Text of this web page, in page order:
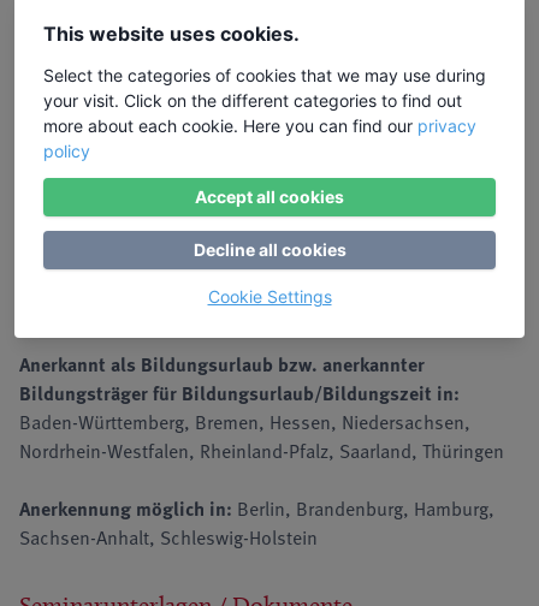
Feedback kompetent geben und annehmen, Texte
überarbeiten und stilistisch verbessern
Erlernen der Feinheiten des Storytellings, u.a. für
passgenaue Ansprache in beruflichen Kontexten
Schreiben und andere kreative Methoden zur
Selbstreflexion und Stressbewältigung kennenlernen
Mehr Klarheit über Genre, Zielgruppe und Stil entwickeln
Digitale Werkzeuge und KI im Schreibprozess einsetzen
bspw. für Präsentationen, Fachbeiträge, Kunden-
kommunikation oder auch literarische Projekte wie einen
Anerkannt als Bildungsurlaub bzw. anerkannter
Bildungsträger für Bildungsurlaub/Bildungszeit in:
Baden-Württemberg, Bremen, Hessen, Niedersachsen,
Nordrhein-Westfalen, Rheinland-Pfalz, Saarland, Thüringen
Anerkennung möglich in: Berlin, Brandenburg, Hamburg,
Sachsen-Anhalt, Schleswig-Holstein
This website uses cookies.
Select the categories of cookies that we may use during
your visit. Click on the different categories to find out
more about each cookie. Here you can find our privacy
policy
Accept all cookies
Decline all cookies
Cookie Settings